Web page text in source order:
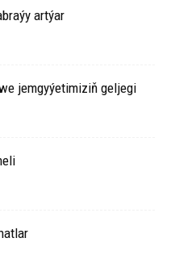
artýar
jemgyýetimiziň geljegi